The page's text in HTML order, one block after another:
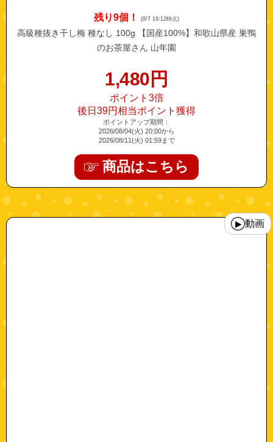
残り9個！ (8/7 19:12時点)
高級種抜き干し梅 種なし 100g 【国産100%】和歌山県産 巣鴨
のお茶屋さん 山年園
1,480 円
ポイント3倍
後日39円相当ポイント獲得
ポイントアップ期間：
2026/08/04(火) 20:00から
2026/08/11(火) 01:59まで
商品はこちら
"kawa-b0bh19jkrt-10"
▶ 動画